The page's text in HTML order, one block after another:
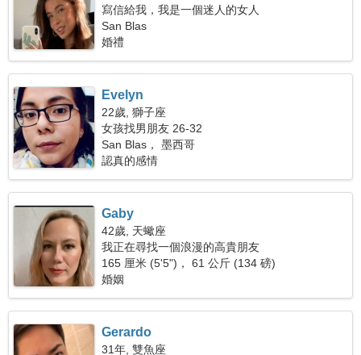
寫信給我，我是一個迷人的女人
San Blas
婚禮
Evelyn
22歲, 獅子座
女孩找男朋友 26-32
San Blas， 墨西哥
認真的感情
Gaby
42歲, 天蠍座
我正在尋找一個浪漫的高貴朋友
165 厘米 (5'5")， 61 公斤 (134 磅)
婚姻
Gerardo
31年, 雙魚座